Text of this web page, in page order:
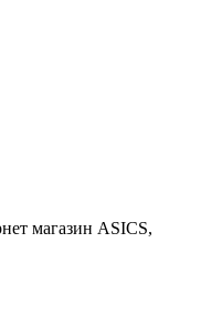
магазин ASICS,